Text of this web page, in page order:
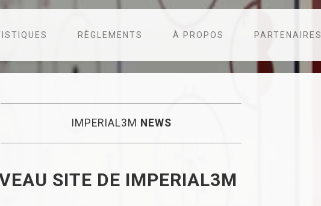
RÈGLEMENTS À PROPOS PARTENAIRES
IMPERIAL3M NEWS
SITE DE IMPERIAL3M